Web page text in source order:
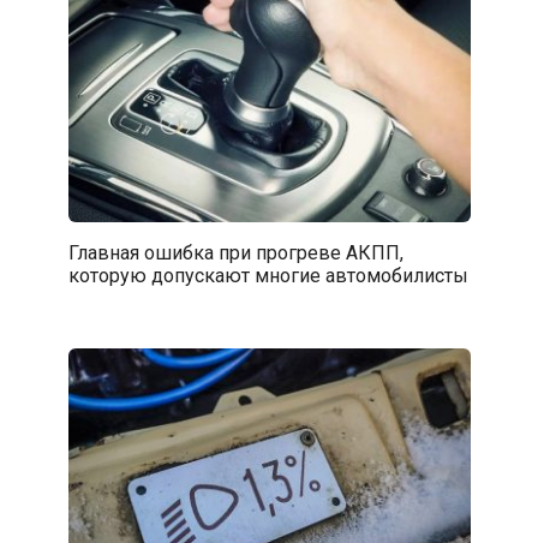
Главная ошибка при прогреве АКПП,
которую допускают многие автомобилисты